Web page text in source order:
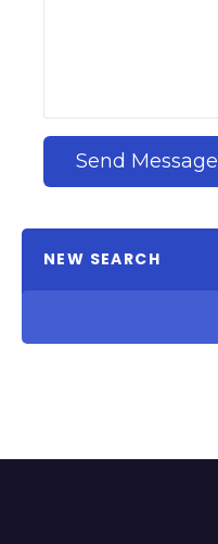
Send Message
NEW SEARCH